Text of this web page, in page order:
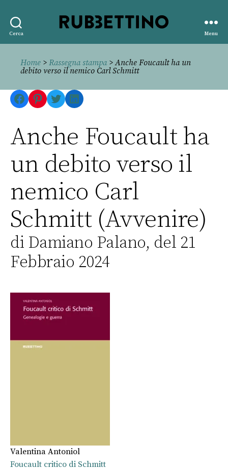
Cerca
editore
Menu
Home > Rassegna stampa> Anche Foucault ha un
debito verso il nemico Carl Schmitt
Facebook
Pinterest
TwitterLinkedIn
Anche Foucault ha
un debito verso il
nemico Carl
Schmitt (Avvenire)
di Damiano Palano, del 21
Febbraio 2024
Valentina Antoniol
Foucault critico di Schmitt